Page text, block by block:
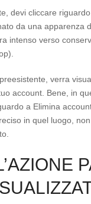
devi cliccare
da una apparenza
intenso verso
verra
account. Bene, in
a Elimina
in quel luogo,